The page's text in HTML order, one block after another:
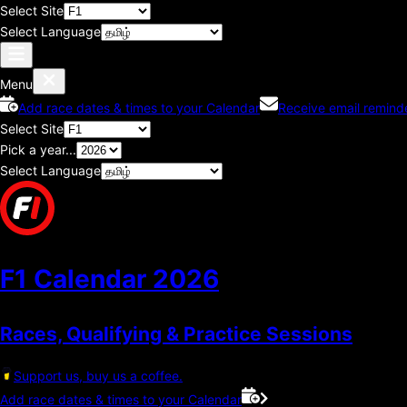
Select Site
Select Language
Menu
Add race dates & times to your Calendar
Receive email
Select Site
Pick a year...
Select Language
F1 Calendar 2026
Races, Qualifying & Practice Sessions
Support us, buy us a coffee.
Add race dates & times to your Calendar